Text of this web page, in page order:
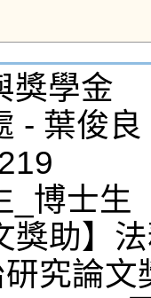
獎學金
- 葉俊
_博士生
獎助】
究論文